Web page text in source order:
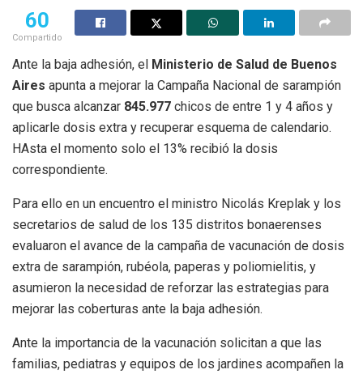
60
Compartido
Ante la baja adhesión, el Ministerio de Salud de Buenos
Aires apunta a mejorar la Campaña Nacional de sarampión
que busca alcanzar 845.977 chicos de entre 1 y 4 años y
aplicarle dosis extra y recuperar esquema de calendario.
HAsta el momento solo el 13% recibió la dosis
correspondiente.
Para ello en un encuentro el ministro Nicolás Kreplak y los
secretarios de salud de los 135 distritos bonaerenses
evaluaron el avance de la campaña de vacunación de dosis
extra de sarampión, rubéola, paperas y poliomielitis, y
asumieron la necesidad de reforzar las estrategias para
mejorar las coberturas ante la baja adhesión.
Ante la importancia de la vacunación solicitan a que las
familias, pediatras y equipos de los jardines acompañen la